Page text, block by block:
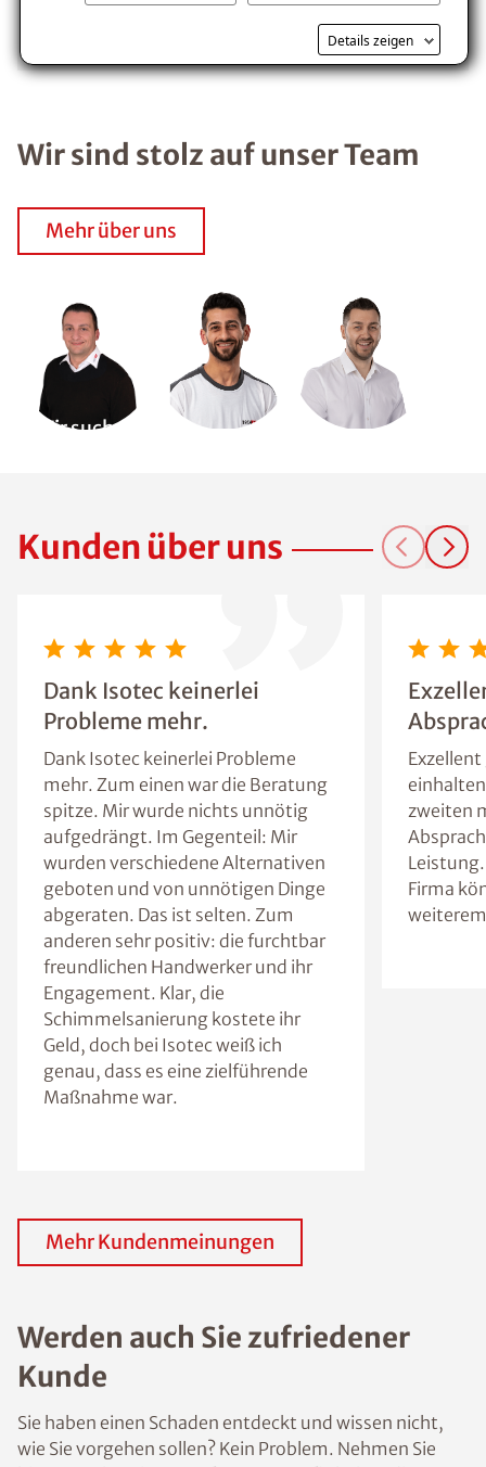
Details zeigen
Wir sind stolz auf unser Team
Mehr über uns
Wir suchen
Kunden über uns
Dank Isotec keinerlei
Probleme mehr.
Dank Isotec keinerlei Probleme
mehr. Zum einen war die Beratung
spitze. Mir wurde nichts unnötig
aufgedrängt. Im Gegenteil: Mir
wurden verschiedene Alternativen
geboten und von unnötigen Dinge
abgeraten. Das ist selten. Zum
anderen sehr positiv: die furchtbar
freundlichen Handwerker und ihr
Engagement. Klar, die
Schimmelsanierung kostete ihr
Geld, doch bei Isotec weiß ich
genau, dass es eine zielführende
Maßnahme war.
zweiten
Firma
Mehr Kundenmeinungen
Werden auch Sie zufriedener
Kunde
Sie haben einen Schaden entdeckt und wissen nicht,
wie Sie vorgehen sollen? Kein Problem. Nehmen Sie
Kostenlosen Ratgeber anfordern